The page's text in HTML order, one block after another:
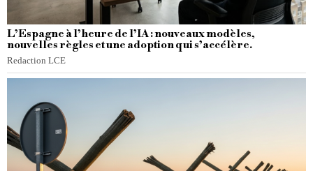
L’Espagne à l’heure de l’IA : nouveaux modèles,
nouvelles règles et une adoption qui s’accélère.
Redaction LCE